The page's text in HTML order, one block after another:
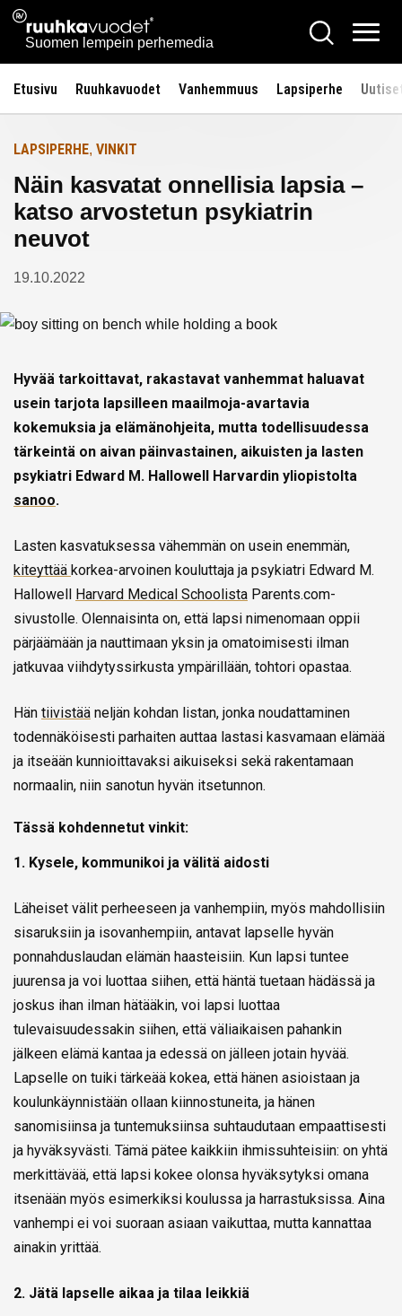
Siirry
sisältöön
Ruuhkavuodet.fi
Suomen lempein perhemedia
Hae
Etusivu Ruuhkavuodet Vanhemmuus Lapsiperhe
Etusivulle
LAPSIPERHE, VINKIT
Näin kasvatat onnellisia lapsia –
katso arvostetun psykiatrin
neuvot
19.10.2022
Hyvää tarkoittavat, rakastavat vanhemmat haluavat
usein tarjota lapsilleen maailmoja-avartavia
kokemuksia ja elämänohjeita, mutta todellisuudessa
tärkeintä on aivan päinvastainen, aikuisten ja lasten
psykiatri Edward M. Hallowell Harvardin yliopistolta
sanoo.
Lasten kasvatuksessa vähemmän on usein enemmän,
kiteyttää korkea-arvoinen kouluttaja ja psykiatri Edward M.
Hallowell Harvard Medical Schoolista Parents.com-
sivustolle. Olennaisinta on, että lapsi nimenomaan oppii
pärjäämään ja nauttimaan yksin ja omatoimisesti ilman
jatkuvaa viihdytyssirkusta ympärillään, tohtori opastaa.
Hän tiivistää neljän kohdan listan, jonka noudattaminen
todennäköisesti parhaiten auttaa lastasi kasvamaan elämää
ja itseään kunnioittavaksi aikuiseksi sekä rakentamaan
normaalin, niin sanotun hyvän itsetunnon.
Tässä kohdennetut vinkit:
1. Kysele, kommunikoi ja välitä aidosti
Läheiset välit perheeseen ja vanhempiin, myös mahdollisiin
sisaruksiin ja isovanhempiin, antavat lapselle hyvän
ponnahduslaudan elämän haasteisiin. Kun lapsi tuntee
juurensa ja voi luottaa siihen, että häntä tuetaan hädässä ja
joskus ihan ilman hätääkin, voi lapsi luottaa
tulevaisuudessakin siihen, että väliaikaisen pahankin
jälkeen elämä kantaa ja edessä on jälleen jotain hyvää.
Lapselle on tuiki tärkeää kokea, että hänen asioistaan ja
koulunkäynnistään ollaan kiinnostuneita, ja hänen
sanomisiinsa ja tuntemuksiinsa suhtaudutaan empaattisesti
ja hyväksyvästi. Tämä pätee kaikkiin ihmissuhteisiin: on yhtä
merkittävää, että lapsi kokee olonsa hyväksytyksi omana
itsenään myös esimerkiksi koulussa ja harrastuksissa. Aina
vanhempi ei voi suoraan asiaan vaikuttaa, mutta kannattaa
ainakin yrittää.
2. Jätä lapselle aikaa ja tilaa leikkiä